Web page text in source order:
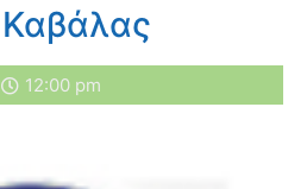
12:00 pm